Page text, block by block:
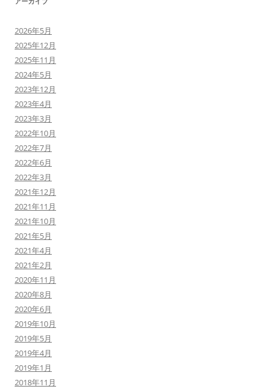
2026年5月
2025年12月
2025年11月
2024年5月
2023年12月
2023年4月
2023年3月
2022年10月
2022年7月
2022年6月
2022年3月
2021年12月
2021年11月
2021年10月
2021年5月
2021年4月
2021年2月
2020年11月
2020年8月
2020年6月
2019年10月
2019年5月
2019年4月
2019年1月
2018年11月